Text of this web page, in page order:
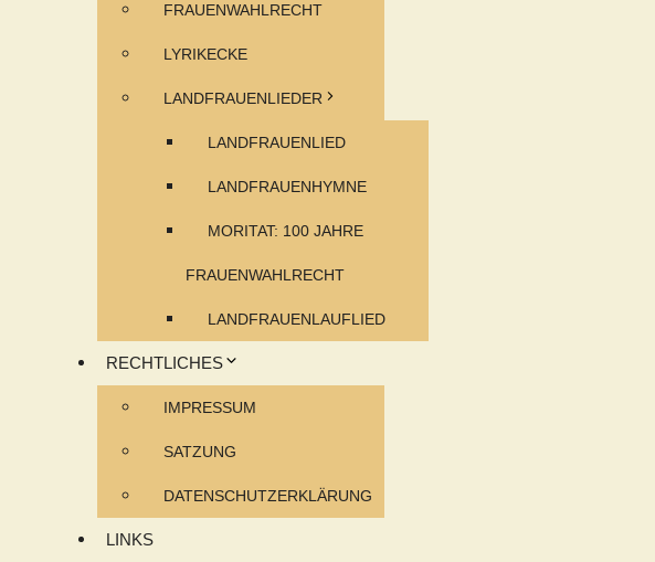
FRAUENWAHLRECHT
LYRIKECKE
LANDFRAUENLIEDER
LANDFRAUENLIED
LANDFRAUENHYMNE
MORITAT: 100 JAHRE
FRAUENWAHLRECHT
LANDFRAUENLAUFLIED
RECHTLICHES
IMPRESSUM
SATZUNG
DATENSCHUTZERKLÄRUNG
LINKS